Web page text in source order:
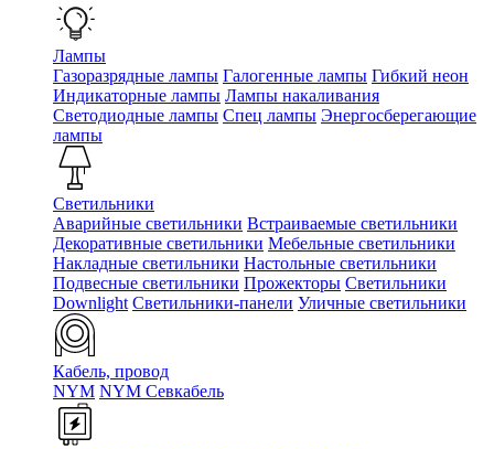
Лампы
Газоразрядные лампы Галогенные лампы Гибкий неон
Индикаторные лампы Лампы накаливания
Светодиодные лампы Спец лампы Энергосберегающие
лампы
Светильники
Аварийные светильники Встраиваемые светильники
Декоративные светильники Мебельные светильники
Накладные светильники Настольные светильники
Подвесные светильники Прожекторы Светильники
Downlight Светильники-панели Уличные светильники
Кабель, провод
NYM NYM Севкабель